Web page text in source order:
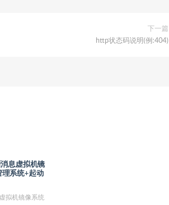
下一篇
http状态码说明(例:404)
息虚拟机镜
理系统+起动
拟机镜像系统